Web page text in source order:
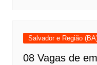
Salvador e Região
08 Vagas de